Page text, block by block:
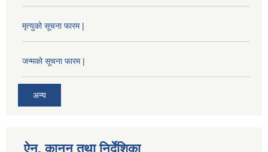
मृत्युको सूचना फारम |
जन्मको सूचना फारम |
अन्य
ऐन, कानुन तथा निर्देशिका